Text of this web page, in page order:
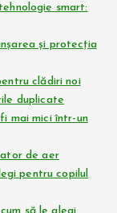
smart:
și protecția
clădiri noi
duplicate
mai mici într-un
de aer
pentru copilul